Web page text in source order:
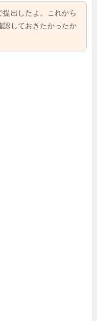
出したよ。これから
認しておきたかったか